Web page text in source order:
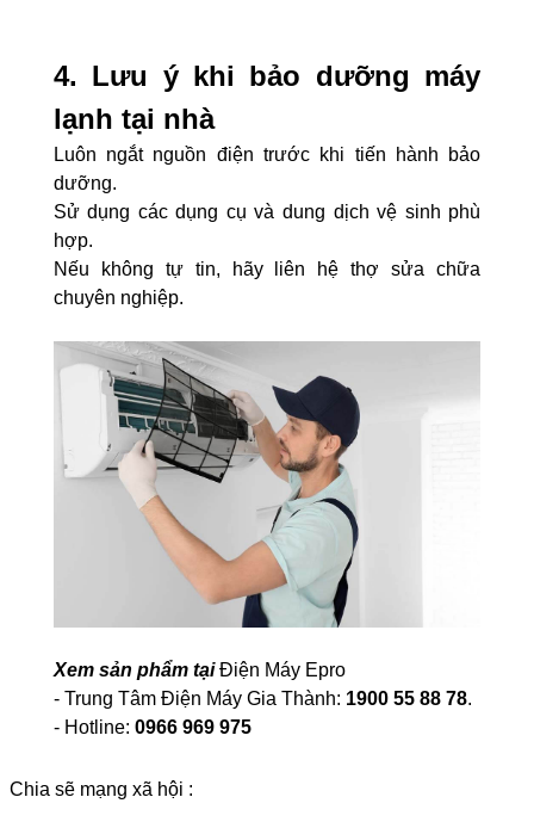
4. Lưu ý khi bảo dưỡng máy
lạnh tại nhà
Luôn ngắt nguồn điện trước khi tiến hành bảo
dưỡng.
Sử dụng các dụng cụ và dung dịch vệ sinh phù
hợp.
Nếu không tự tin, hãy liên hệ thợ sửa chữa
chuyên nghiệp.
Xem sản phẩm tại Điện Máy Epro
- Trung Tâm Điện Máy Gia Thành: 1900 55 88 78.
- Hotline: 0966 969 975
Chia sẽ mạng xã hội :